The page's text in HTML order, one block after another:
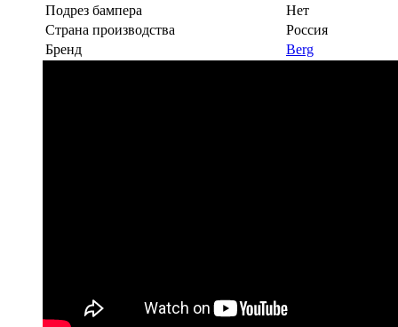
Подрез бампера
Нет
Страна производства
Россия
Бренд
Berg